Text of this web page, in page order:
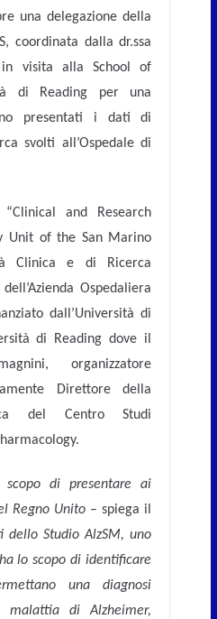
una delegazione della
coordinata dalla dr.ssa
visita alla School of
di Reading per una
presentati i dati di
svolti all’Ospedale di
and Research
Unit of the San Marino
Clinica e di Ricerca
Ospedaliera
dall’Università di
di Reading dove il
organizzatore
Direttore della
del Centro Studi
di presentare ai
Regno Unito – spiega il
dello Studio AlzSM, uno
lo scopo di identificare
una diagnosi
di Alzheimer,